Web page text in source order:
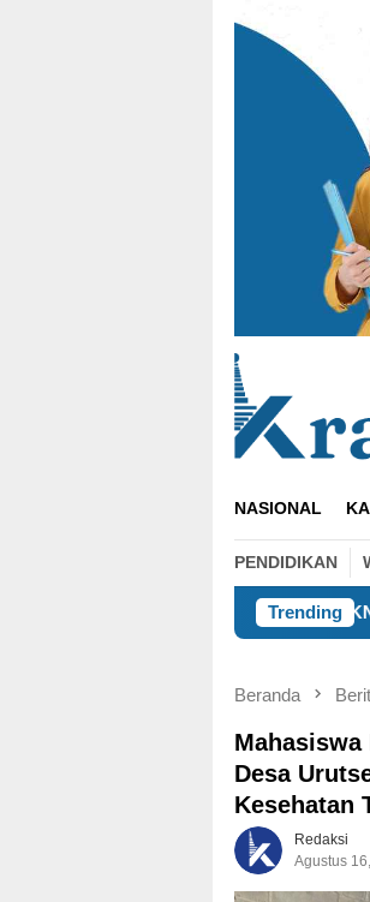
NASIONAL
PENDIDIKAN
Trending
KKN-BBK 8 Unair Bangun
Beranda
Mahasiswa
Desa
Kesehatan
Redaksi
Agustus